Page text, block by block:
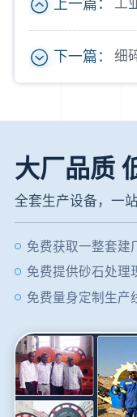
上一篇： 工
下一篇： 细
大厂品质
全套生产设备，一
免费获取一整套建
免费提供砂石处理
免费量身定制生产